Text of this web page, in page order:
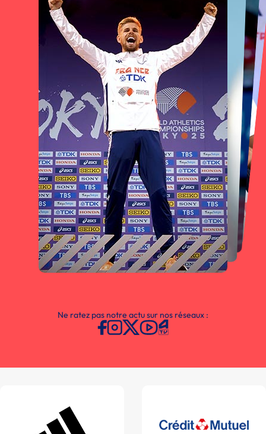
Ne ratez pas notre actu sur nos réseaux :